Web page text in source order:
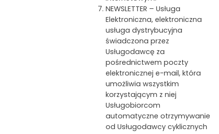
NEWSLETTER – Usługa
Elektroniczna, elektroniczna
usługa dystrybucyjna
świadczona przez
Usługodawcę za
pośrednictwem poczty
elektronicznej e-mail, która
umożliwia wszystkim
korzystającym z niej
Usługobiorcom
automatyczne otrzymywanie
od Usługodawcy cyklicznych